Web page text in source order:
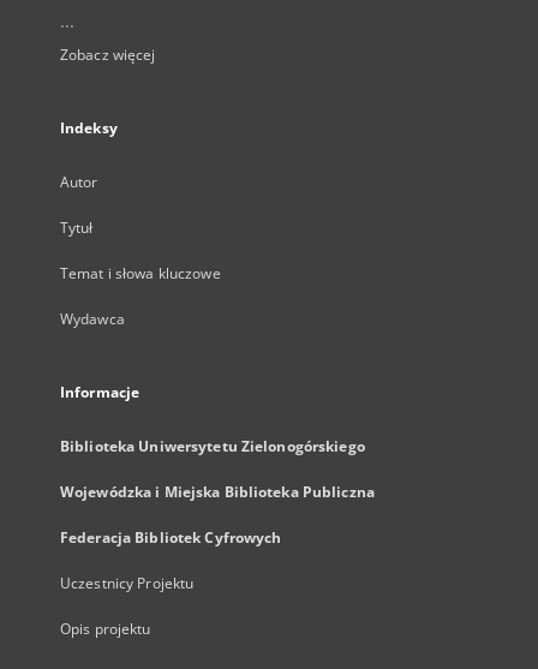
...
Zobacz więcej
Indeksy
Autor
Tytuł
Temat i słowa kluczowe
Wydawca
Informacje
Biblioteka Uniwersytetu Zielonogórskiego
Wojewódzka i Miejska Biblioteka Publiczna
Federacja Bibliotek Cyfrowych
Uczestnicy Projektu
Opis projektu